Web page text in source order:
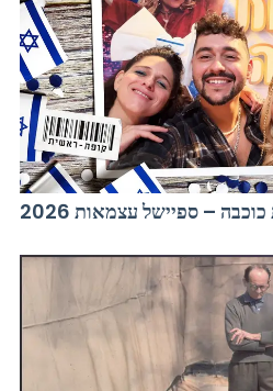
– ספיישל עצמאות 2026